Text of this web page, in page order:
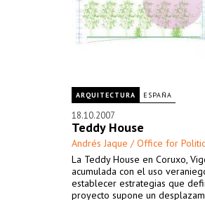
ARQUITECTURA ESPAÑA
18.10.2007
Teddy House
Andrés Jaque / Office for
La Teddy House en Coruxo,
acumulada con el uso
establecer estrategias que
proyecto supone un